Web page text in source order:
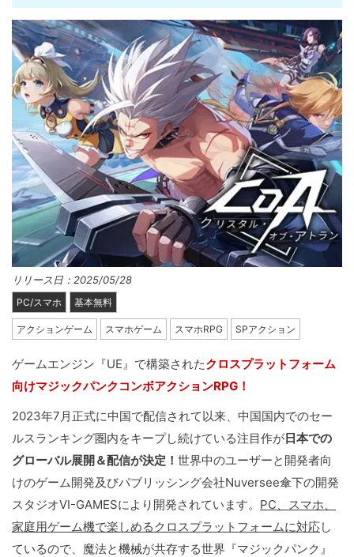
リリース日：2025/05/28
PC/スマホ 基本無料
アクションゲーム スマホゲーム スマホRPG SPアクション
ゲームエンジン『UE』で構築されたクロスプラットフォーム
向けマジックパンクコンボアクションRPG！
2023年7月正式に中国で配信されて以来、中国国内でのセー
ルスランキング圏内をキープし続けている注目作が日本での
グローバル展開＆配信が決定！ 世界中のユーザーと開発者向
けのゲーム開発及びパブリッシング会社Nuversee傘下の開発
スタジオVI-GAMESにより開発されています。 PC、スマホ、
家庭用ゲーム機で楽しめるクロスプラットフォームに対応し
ているので、魔法と機械が共存する世界『マジックパンク』